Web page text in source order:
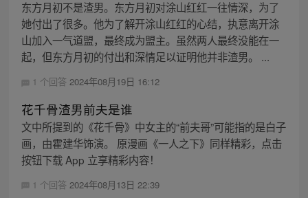
东方月初不是渣男。东方月初对涂山红红一往情深，为了
她付出了很多。他为了解开涂山红红的心结，执意离开涂
山加入一气道盟，最终成为盟主。虽然两人最终没能在一
起，但东方月初的付出和深情足以证明他并非渣男。 ...
1 个回答 2024年08月19日 16:12
花千骨渣男前夫是谁
文中所提到的《花千骨》中女主的“前夫哥”可能指的是白子
画，由霍建华饰演。 原漫画《一人之下》同样精彩，点击
按钮下载 App 立享精彩内容！
1 个回答 2024年08月13日 22:39